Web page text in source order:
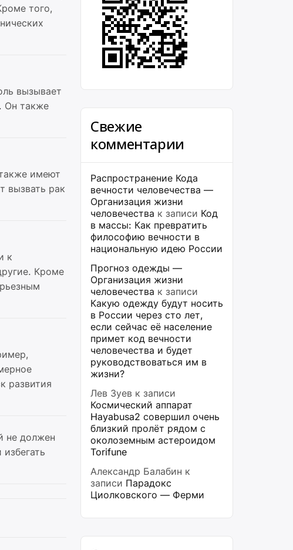
того,
вызывает
Он также
имеют
вызвать рак
к
Кроме
развития
не должен
Свежие
комментарии
Распространение Кода
вечности человечества —
Организация жизни
человечества к записи Код
в массы: Как превратить
философию вечности в
национальную идею России
Прогноз одежды —
Организация жизни
человечества к записи
Какую одежду будут носить
в России через сто лет,
если сейчас её население
примет код вечности
человечества и будет
руководствоваться им в
жизни?
Лев Зуев к записи
Космический аппарат
Hayabusa2 совершил очень
близкий пролёт рядом с
околоземным астероидом
Torifune
Александр Балабин к
записи Парадокс
Циолковского — Ферми